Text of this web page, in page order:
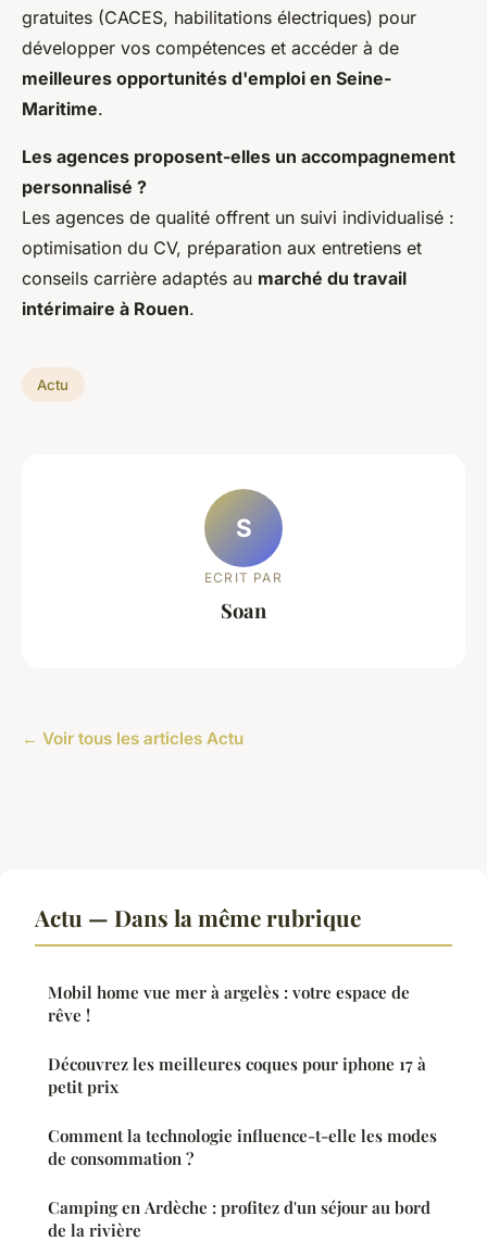
gratuites (CACES, habilitations électriques) pour
développer vos compétences et accéder à de
meilleures opportunités d'emploi en Seine-
Maritime.
Les agences proposent-elles un accompagnement
personnalisé ?
Les agences de qualité offrent un suivi individualisé :
optimisation du CV, préparation aux entretiens et
conseils carrière adaptés au marché du travail
intérimaire à Rouen.
Actu
S
ECRIT PAR
Soan
← Voir tous les articles Actu
Actu — Dans la même rubrique
Mobil home vue mer à argelès : votre espace de
rêve !
Découvrez les meilleures coques pour iphone 17 à
petit prix
Comment la technologie influence-t-elle les modes
de consommation ?
Camping en Ardèche : profitez d'un séjour au bord
de la rivière